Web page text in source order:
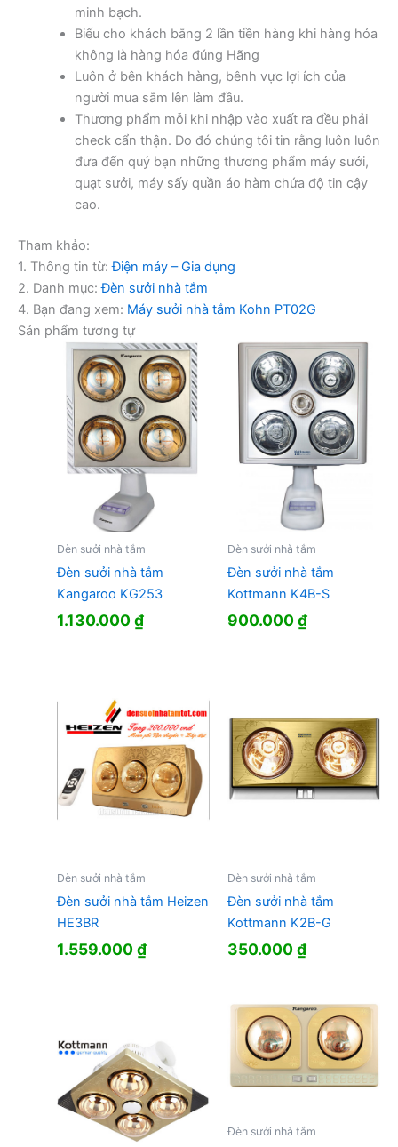
minh bạch.
Biếu cho khách bằng 2 lần tiền hàng khi hàng hóa
không là hàng hóa đúng Hãng
Luôn ở bên khách hàng, bênh vực lợi ích của
người mua sắm lên làm đầu.
Thương phẩm mỗi khi nhập vào xuất ra đều phải
check cẩn thận. Do đó chúng tôi tin rằng luôn luôn
đưa đến quý bạn những thương phẩm máy sưởi,
quạt sưởi, máy sấy quần áo hàm chứa độ tin cậy
cao.
Tham khảo:
1. Thông tin từ:Điện máy – Gia dụng
2. Danh mục:Đèn sưởi nhà tắm
4. Bạn đang xem: Máy sưởi nhà tắm Kohn PT02G
Sản phẩm tương tự
Đèn sưởi nhà tắm
Đèn sưởi nhà tắm
Kangaroo KG253
1.130.000₫
Đèn sưởi nhà tắm
Đèn sưởi nhà tắm
Kottmann K4B-S
900.000₫
Đèn sưởi nhà tắm
Đèn sưởi nhà tắm Heizen
HE3BR
1.559.000₫
Đèn sưởi nhà tắm
Đèn sưởi nhà tắm
Kottmann K2B-G
350.000₫
Đèn sưởi nhà tắm